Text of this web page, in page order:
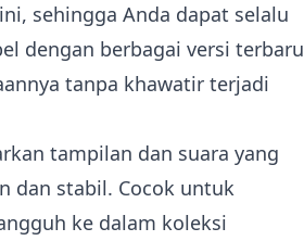
sehingga Anda dapat selalu
dengan berbagai versi terbaru
tanpa khawatir terjadi
tampilan dan suara yang
dan stabil. Cocok untuk
ke dalam koleksi